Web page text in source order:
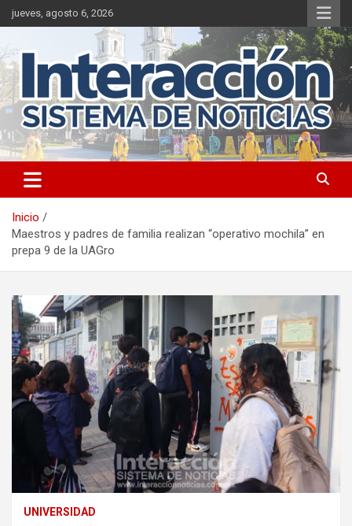
Saltar
al
jueves, agosto 6, 2026
Inicio
Maestros y padres de familia realizan “operativo mochila” en
prepa 9 de la UAGro
UNIVERSIDAD